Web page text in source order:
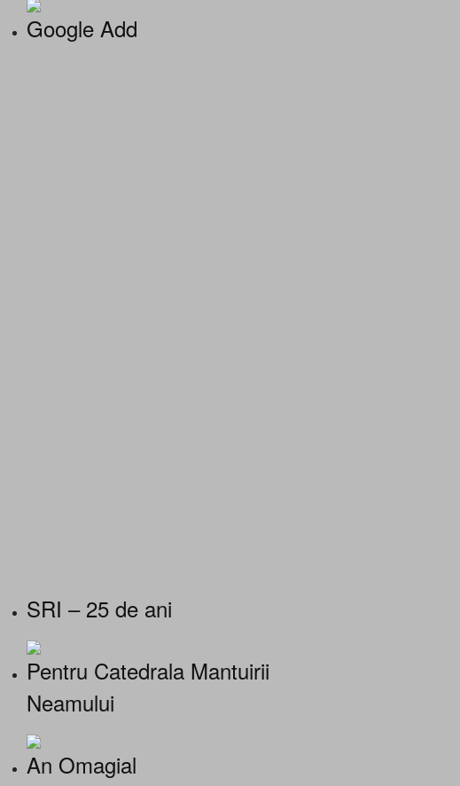
Google Add
SRI – 25 de ani
Pentru Catedrala Mantuirii
Neamului
An Omagial